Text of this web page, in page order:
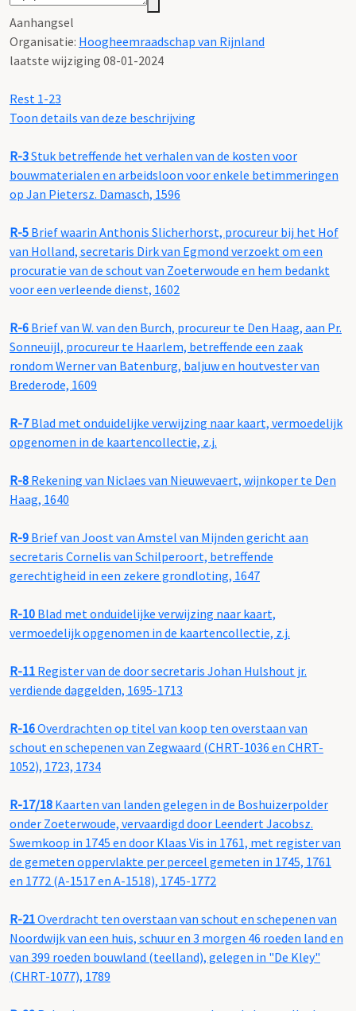
Aanhangsel
Organisatie: Hoogheemraadschap van Rijnland
laatste wijziging 08-01-2024
Rest 1-23
Toon details van deze beschrijving
R-3Stuk betreffende het verhalen van de kosten voor
bouwmaterialen en arbeidsloon voor enkele betimmeringen
op Jan Pietersz. Damasch, 1596
R-5 Brief waarin Anthonis Slicherhorst, procureur bij het Hof
van Holland, secretaris Dirk van Egmond verzoekt om een
procuratie van de schout van Zoeterwoude en hem bedankt
voor een verleende dienst, 1602
R-6 Brief van W. van den Burch, procureur te Den Haag, aan Pr.
Sonneuijl, procureur te Haarlem, betreffende een zaak
rondom Werner van Batenburg, baljuw en houtvester van
Brederode, 1609
R-7Blad met onduidelijke verwijzing naar kaart, vermoedelijk
opgenomen in de kaartencollectie, z.j.
R-8 Rekening van Niclaes van Nieuwevaert, wijnkoper te Den
Haag, 1640
R-9 Brief van Joost van Amstel van Mijnden gericht aan
secretaris Cornelis van Schilperoort, betreffende
gerechtigheid in een zekere grondloting, 1647
R-10 Blad met onduidelijke verwijzing naar kaart,
vermoedelijk opgenomen in de kaartencollectie, z.j.
R-11 Register van de door secretaris Johan Hulshout jr.
verdiende daggelden, 1695-1713
R-16Overdrachten op titel van koop ten overstaan van
schout en schepenen van Zegwaard (CHRT-1036 en CHRT-
1052), 1723, 1734
R-17/18 Kaarten van landen gelegen in de Boshuizerpolder
onder Zoeterwoude, vervaardigd door Leendert Jacobsz.
Swemkoop in 1745 en door Klaas Vis in 1761, met register van
de gemeten oppervlakte per perceel gemeten in 1745, 1761
en 1772 (A-1517 en A-1518), 1745-1772
R-21Overdracht ten overstaan van schout en schepenen van
Noordwijk van een huis, schuur en 3 morgen 46 roeden land en
van 399 roeden bouwland (teelland), gelegen in "De Kley"
(CHRT-1077), 1789